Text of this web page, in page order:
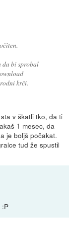
da bi sprobal
krči.
v škatli tko, da ti
1 mesec, da
je boljš počakat.
tud že spustil
:P